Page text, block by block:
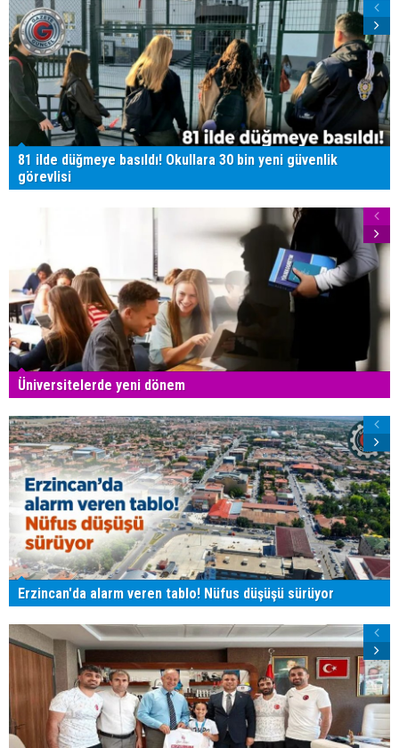
81 ilde düğmeye basıldı! Okullara 30 bin yeni güvenlik
görevlisi
Üniversitelerde yeni dönem
Erzincan'da alarm veren tablo! Nüfus düşüşü sürüyor